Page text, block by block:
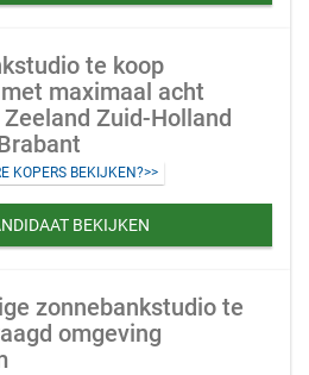
te koop
maximaal acht
Zuid-Holland
KOPERS BEKIJKEN?>>
BEKIJKEN
zonnebankstudio te
omgeving